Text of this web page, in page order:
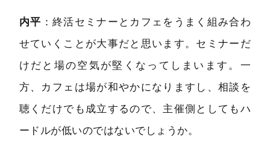
内平 ：終活セミナーとカフェをうまく組み合わ
せていくことが大事だと思います。セミナーだ
けだと場の空気が堅くなってしまいます。一
方、カフェは場が和やかになりますし、相談を
聴くだけでも成立するので、主催側としてもハ
ードルが低いのではないでしょうか。